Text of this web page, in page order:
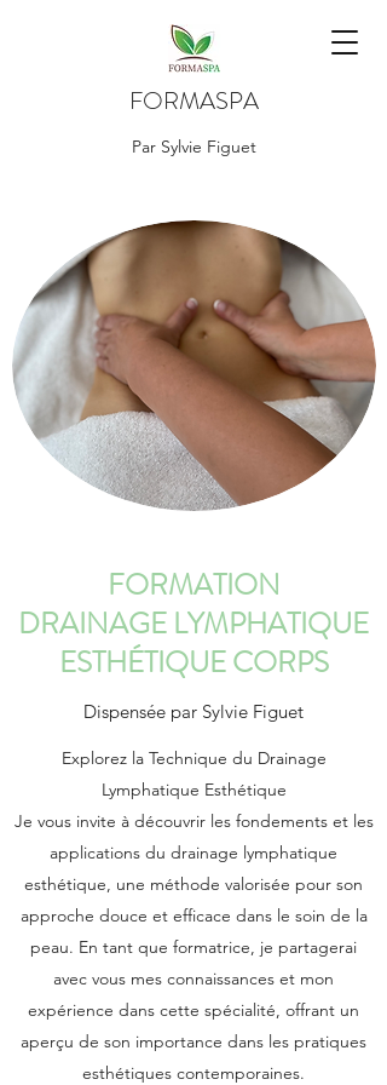
FORMASPA
Par Sylvie Figuet
FORMATION
DRAINAGE LYMPHATIQUE
ESTHÉTIQUE CORPS
Dispensée par Sylvie Figuet
Explorez la Technique du Drainage
Lymphatique Esthétique
Je vous invite à découvrir les fondements et les
applications du drainage lymphatique
esthétique, une méthode valorisée pour son
approche douce et efficace dans le soin de la
peau. En tant que formatrice, je partagerai
avec vous mes connaissances et mon
expérience dans cette spécialité, offrant un
aperçu de son importance dans les pratiques
esthétiques contemporaines.